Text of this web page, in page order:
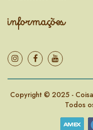
informações
Copyright © 2025 -
Todos